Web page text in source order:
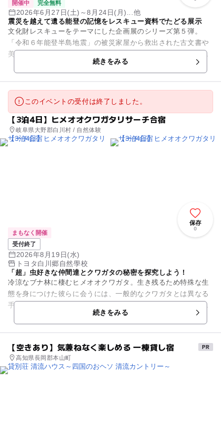
開催中 完全無料
2026年6月27日(土)～8月24日(月)...他
震災を越えて遺る能登の記憶をレスキュー資料でたどる展示
文化財レスキューをテーマにした企画展のシリーズ第５弾。
「令和６年能登半島地震」の被災家屋から救出された古文書や
美術工芸品、生活道具などを幅広く紹介。地域の暮らしと歴史
を物語る品々を通して、震災を...
続きをみる
このイベントの受付は終了しました。
【3泊4日】ヒメオオクワガタリサーチ合宿
岐阜県大野郡白川村 / 自然体験
保存
0
まもなく開催
受付終了
2026年8月19日(水)
トヨタ白川郷自然學校
「超」虫好きな仲間達とクワガタの秘密を探究しよう！
冷涼なブナ林に棲むヒメオオクワガタ。生き残るため特殊な生
態を身につけた彼らに会うには、一般的なクワガタとは異なる
手法が必要です。このキャンプでは、彼らの痕跡や周囲の環境
を手掛かりに仮説を立て、そ...続きをみる
【空きあり】気兼ねなく楽しめる 一棟貸し宿
高知県長岡郡本山町